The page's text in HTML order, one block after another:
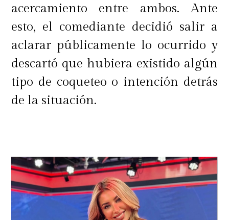
acercamiento entre ambos. Ante
esto, el comediante decidió salir a
aclarar públicamente lo ocurrido y
descartó que hubiera existido algún
tipo de coqueteo o intención detrás
de la situación.